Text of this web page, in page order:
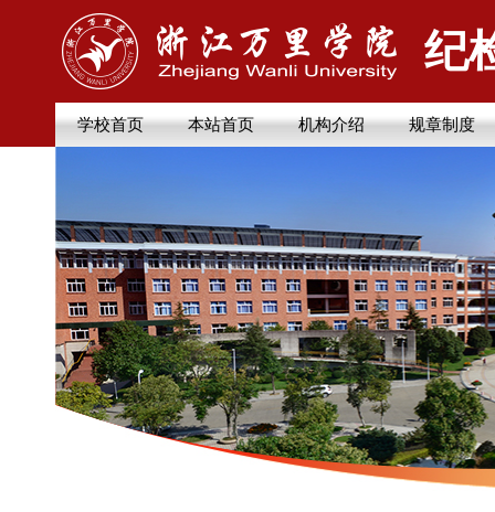
纪
学校首页 本站首页 机构介绍 规章制度